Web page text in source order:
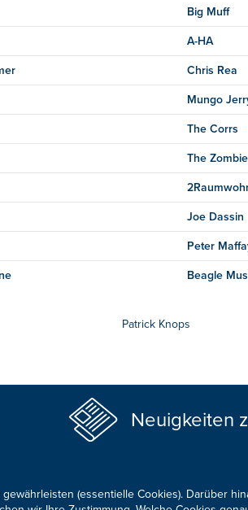
Big Muff
A-HA
Chris Rea
Mungo
The Corrs
The
Joe Dassin
Peter
Beagle
Patrick Knops
Neuigkeiten
(essentielle Cookies). Darüber